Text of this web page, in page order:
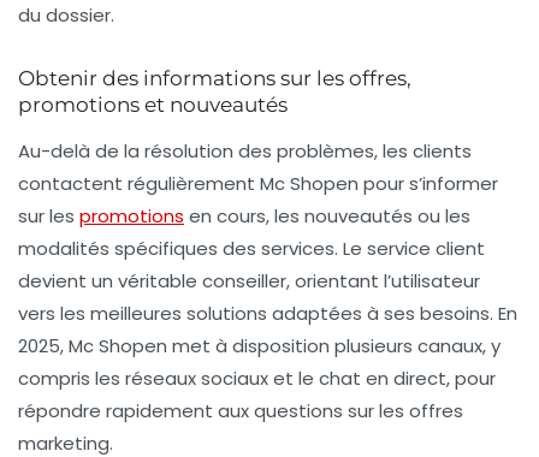
du dossier.
Obtenir des informations sur les offres,
promotions et nouveautés
Au-delà de la résolution des problèmes, les clients
contactent régulièrement Mc Shopen pour s’informer
sur les promotions en cours, les nouveautés ou les
modalités spécifiques des services. Le service client
devient un véritable conseiller, orientant l’utilisateur
vers les meilleures solutions adaptées à ses besoins. En
2025, Mc Shopen met à disposition plusieurs canaux, y
compris les réseaux sociaux et le chat en direct, pour
répondre rapidement aux questions sur les offres
marketing.